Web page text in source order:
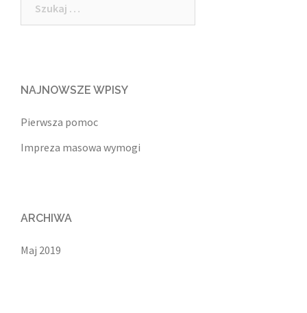
NAJNOWSZE WPISY
Pierwsza pomoc
Impreza masowa wymogi
ARCHIWA
Maj 2019